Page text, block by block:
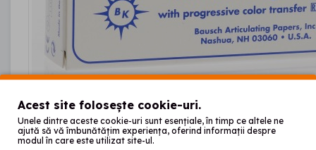
Acest site folosește cookie-uri.
Unele dintre aceste cookie-uri sunt esențiale, în timp ce altele ne
ajută să vă îmbunătățim experiența, oferind informații despre
modul în care este utilizat site-ul.